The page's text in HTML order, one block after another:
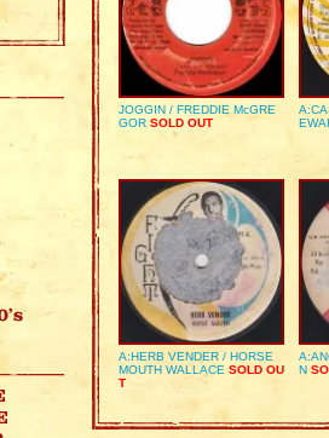
JOGGIN / FREDDIE McGRE
GOR SOLD OUT
A:HERB VENDER / HORSE
MOUTH WALLACE SOLD OU
T
N